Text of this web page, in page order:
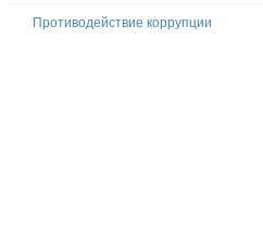
Противодействие коррупции